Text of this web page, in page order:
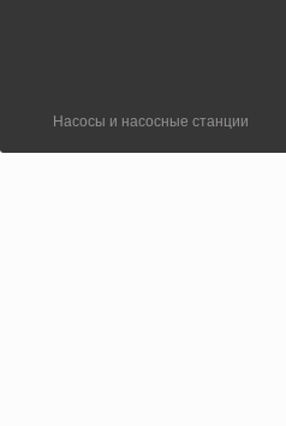
Насосы и насосные станции